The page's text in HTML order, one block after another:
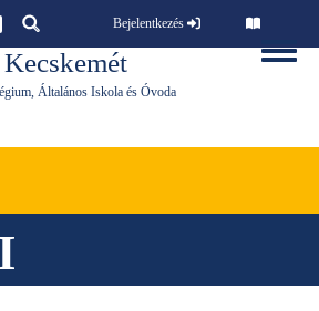
Bejelentkezés
Általános Iskola és Óvoda
Toggle